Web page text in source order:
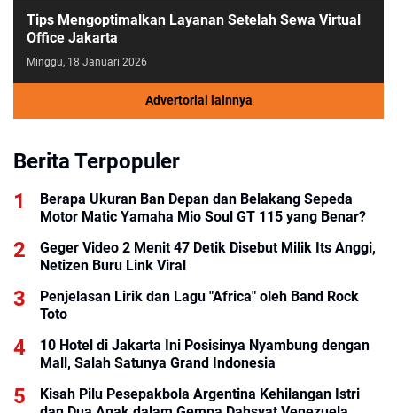
Tips Mengoptimalkan Layanan Setelah Sewa Virtual
Office Jakarta
Minggu, 18 Januari 2026
Advertorial lainnya
Berita Terpopuler
Berapa Ukuran Ban Depan dan Belakang Sepeda
Motor Matic Yamaha Mio Soul GT 115 yang Benar?
Geger Video 2 Menit 47 Detik Disebut Milik Its Anggi,
Netizen Buru Link Viral
Penjelasan Lirik dan Lagu "Africa" oleh Band Rock
Toto
10 Hotel di Jakarta Ini Posisinya Nyambung dengan
Mall, Salah Satunya Grand Indonesia
Kisah Pilu Pesepakbola Argentina Kehilangan Istri